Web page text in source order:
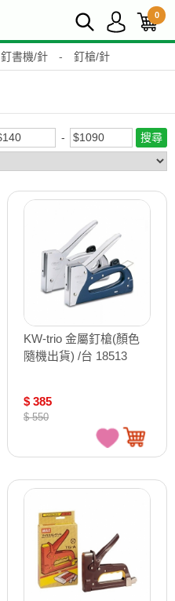
0
釘書機/針 - 釘槍/針
KW-trio 金屬釘槍(顏色
隨機出貨) /台 18513
$ 385
$ 550